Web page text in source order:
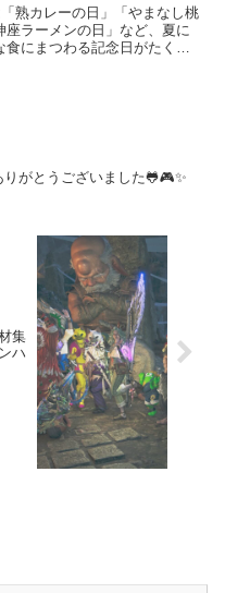
熟カレーの日」「やまなし桃
座ラーメンの日」など、夏に
食にまつわる記念日がたくさ
りがとうございました🐸🎮✨
集
ハ